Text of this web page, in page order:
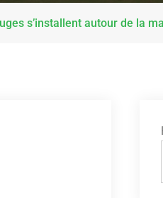
s’installent autour de la